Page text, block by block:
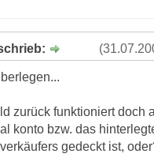
zurück funktioniert doch
konto bzw. das
gedeckt ist,